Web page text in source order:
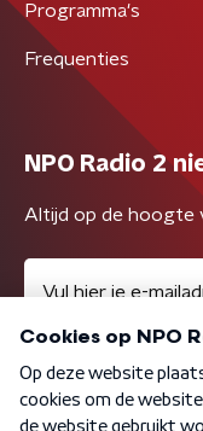
Programma's
Frequenties
NPO Radio 2
Altijd op de hoogte